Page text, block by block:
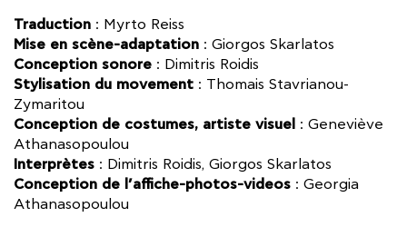
Traduction : Myrto Reiss
Mise en scène-adaptation : Giorgos Skarlatos
Conception sonore : Dimitris Roidis
Stylisation du movement : Thomais Stavrianou-
Zymaritou
Conception de costumes, artiste visuel : Geneviève
Athanasopoulou
Interprètes : Dimitris Roidis, Giorgos Skarlatos
Conception de l’affiche-photos-videos : Georgia
Athanasopoulou